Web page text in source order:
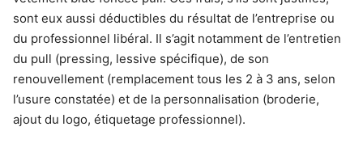
sont eux aussi déductibles du résultat de l’entreprise ou
du professionnel libéral. Il s’agit notamment de l’entretien
du pull (pressing, lessive spécifique), de son
renouvellement (remplacement tous les 2 à 3 ans, selon
l’usure constatée) et de la personnalisation (broderie,
ajout du logo, étiquetage professionnel).